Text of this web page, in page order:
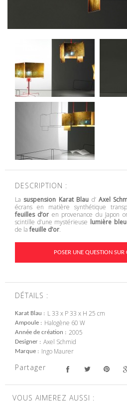
DESCRIPTION :
La suspension Karat Blau d’ Axel
écrans en matière synthétique
feuilles d’or en provenance du Japon
scintille d’une mystérieuse lumière
de lafeuille d’or.
POSER UNE QUESTION SUR
DÉTAILS :
Karat Blau L 33 x P 33 x H 25 cm
Ampoule Halogène 60 W
Année de création 2005
Designer Axel Schmid
Marque Ingo Maurer
Partager
VOUS AIMEREZ AUSSI :